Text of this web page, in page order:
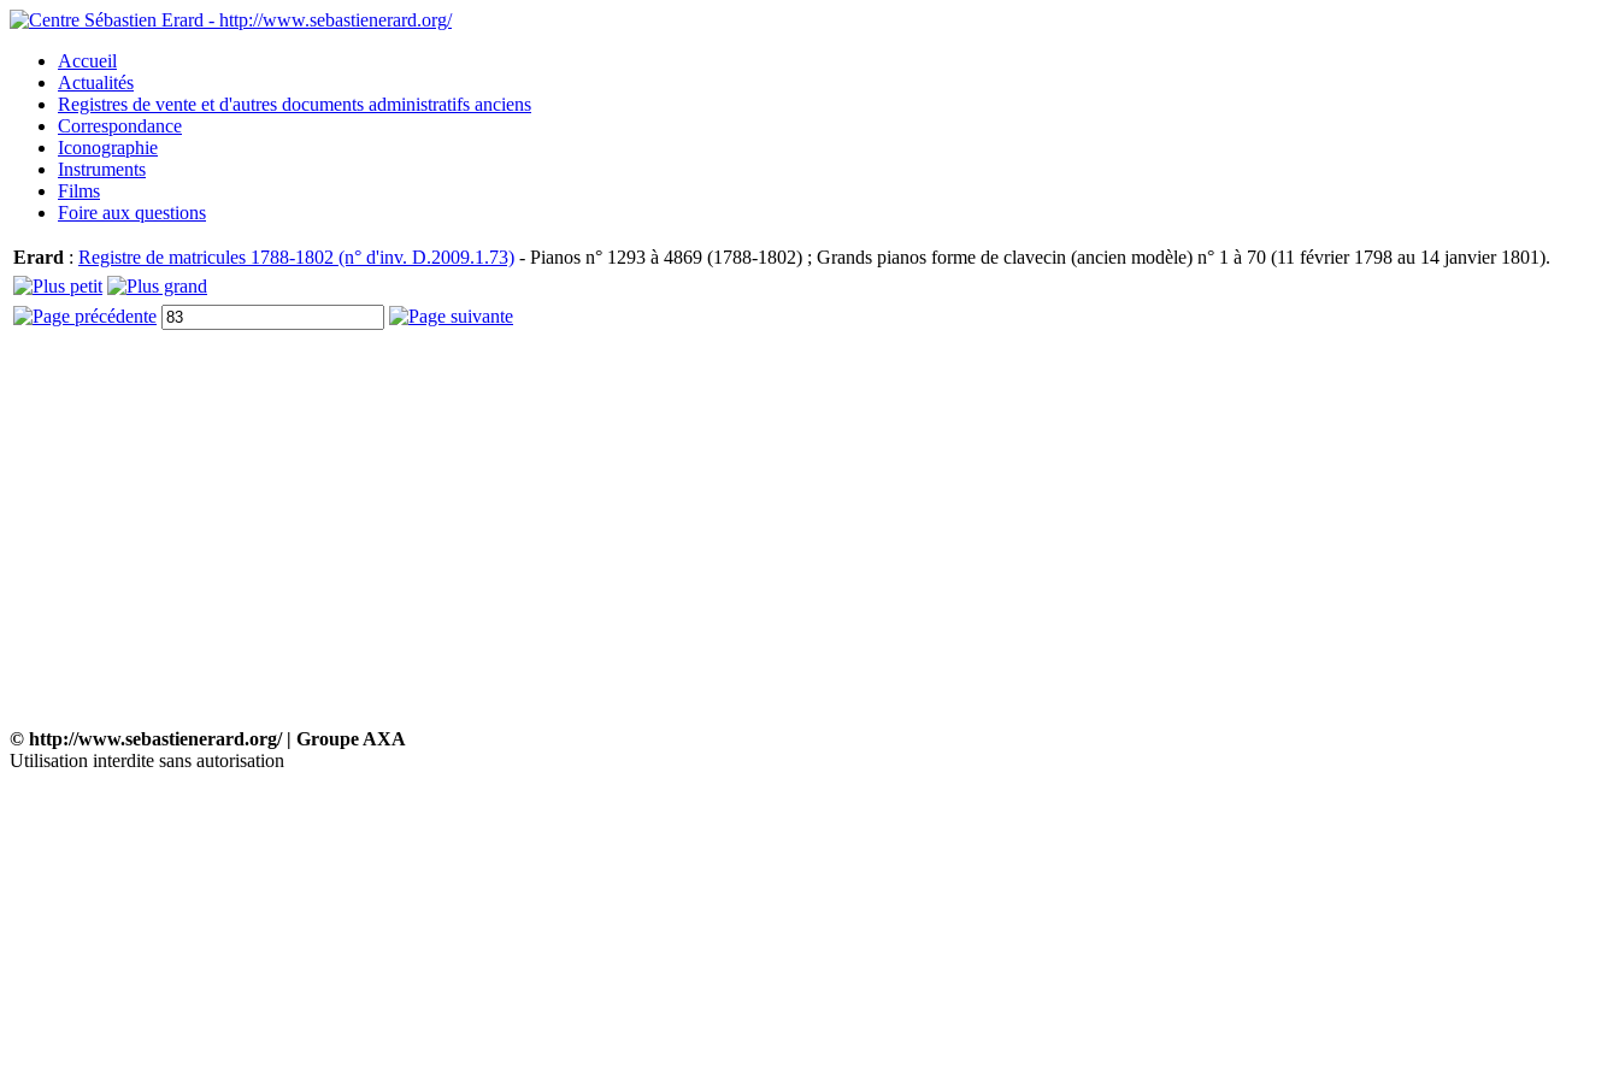
Accueil
Actualités
Registres de vente et d'autres documents administratifs anciens
Correspondance
Iconographie
Instruments
Films
Foire aux questions
Erard : Registre de matricules 1788-1802 (n° d'inv. D.2009.1.73) - Pianos n° 1293 à 4869 (1788-1802) ; Grands pianos forme de clavecin (ancien modèle) n° 1 à 70 (11 février 1798 au 14 janvier 1801).
© http://www.sebastienerard.org/ | Groupe AXA
Utilisation interdite sans autorisation